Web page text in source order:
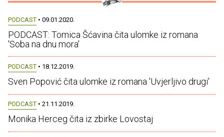
PODCAST • 09.01.2020.
PODCAST: Tomica Šćavina čita ulomke iz romana
'Soba na dnu mora'
PODCAST • 18.12.2019.
Sven Popović čita ulomke iz romana 'Uvjerljivo drugi'
PODCAST • 21.11.2019.
Monika Herceg čita iz zbirke Lovostaj